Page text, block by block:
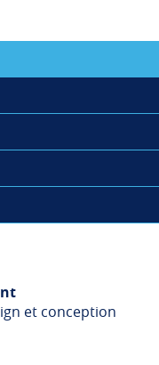
et conception